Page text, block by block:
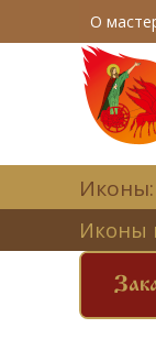
О
Иконы:
Иконы